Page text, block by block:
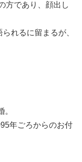
方であり、顔出し
れるに留まるが、
年ごろからのお付